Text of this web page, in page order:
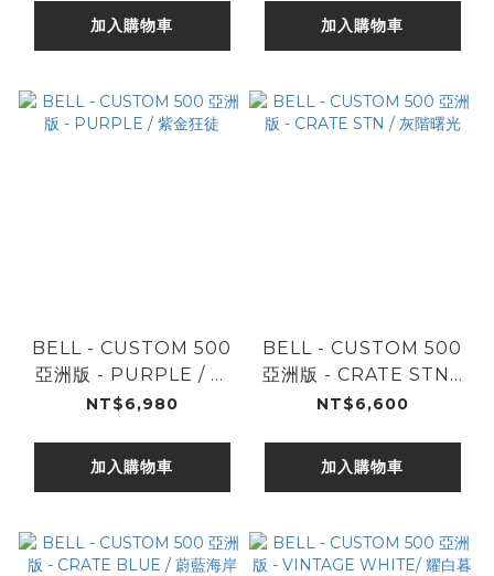
加入購物車 加入購物車
BELL - CUSTOM 500
亞洲版 - PURPLE / 紫
金狂徒
NT$6,980
加入購物車
BELL - CUSTOM 500
亞洲版 - CRATE STN /
灰階曙光
NT$6,600
加入購物車